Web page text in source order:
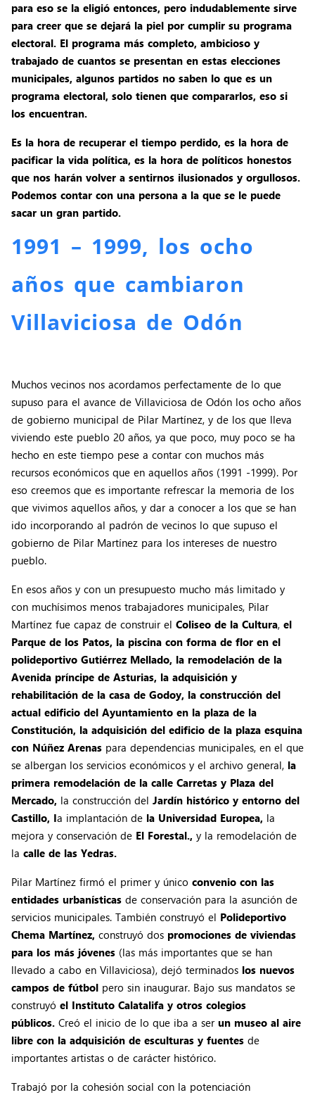
para eso se la eligió entonces, pero indudablemente sirve
para creer que se dejará la piel por cumplir su programa
electoral. El programa más completo, ambicioso y
trabajado de cuantos se presentan en estas elecciones
municipales, algunos partidos no saben lo que es un
programa electoral, solo tienen que compararlos, eso si
los encuentran.
Es la hora de recuperar el tiempo perdido, es la hora de
pacificar la vida política, es la hora de políticos honestos
que nos harán volver a sentirnos ilusionados y orgullosos.
Podemos contar con una persona a la que se le puede
sacar un gran partido.
1991 – 1999, los ocho
años que cambiaron
Villaviciosa de Odón
Muchos vecinos nos acordamos perfectamente de lo que
supuso para el avance de Villaviciosa de Odón los ocho años
de gobierno municipal de Pilar Martínez, y de los que lleva
viviendo este pueblo 20 años, ya que poco, muy poco se ha
hecho en este tiempo pese a contar con muchos más
recursos económicos que en aquellos años (1991 -1999). Por
eso creemos que es importante refrescar la memoria de los
que vivimos aquellos años, y dar a conocer a los que se han
ido incorporando al padrón de vecinos lo que supuso el
gobierno de Pilar Martínez para los intereses de nuestro
pueblo.
En esos años y con un presupuesto mucho más limitado y
con muchísimos menos trabajadores municipales, Pilar
Martínez fue capaz de construir el Coliseo de la Cultura, el
Parque de los Patos, la piscina con forma de flor en el
polideportivo Gutiérrez Mellado, la remodelación de la
Avenida príncipe de Asturias, la adquisición y
rehabilitación de la casa de Godoy, la construcción del
actual edificio del Ayuntamiento en la plaza de la
Constitución, la adquisición del edificio de la plaza esquina
con Núñez Arenas para dependencias municipales, en el que
se albergan los servicios económicos y el archivo general, la
primera remodelación de la calle Carretas y Plaza del
Mercado, la construcción del Jardín histórico y entorno del
Castillo, Ia implantación de la Universidad Europea, la
mejora y conservación de El Forestal., y la remodelación de
la calle de las Yedras.
Pilar Martínez firmó el primer y único convenio con las
entidades urbanísticas de conservación para la asunción de
servicios municipales. También construyó el Polideportivo
Chema Martínez, construyó dos promociones de viviendas
para los más jóvenes (las más importantes que se han
llevado a cabo en Villaviciosa), dejó terminados los nuevos
campos de fútbol pero sin inaugurar. Bajo sus mandatos se
construyó el Instituto Calatalifa y otros colegios
públicos. Creó el inicio de lo que iba a ser un museo al aire
libre con la adquisición de esculturas y fuentes de
importantes artistas o de carácter histórico.
Trabajó por la cohesión social con la potenciación